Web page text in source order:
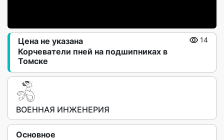
Корчеватели пней на подшипниках в
Томске
Цена не указана 14
ВОЕННАЯ ИНЖЕНЕРИЯ
Основное